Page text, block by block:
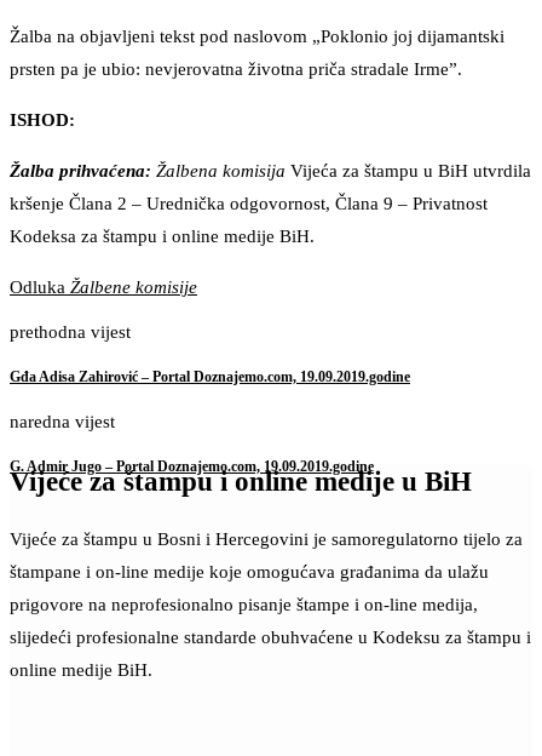
Žalba na objavljeni tekst pod naslovom „Poklonio joj dijamantski
prsten pa je ubio: nevjerovatna životna priča stradale Irme”.
ISHOD:
Žalba prihvaćena: Žalbena komisija Vijeća za štampu u BiH utvrdila
kršenje Člana 2 – Urednička odgovornost, Člana 9 – Privatnost
Kodeksa za štampu i online medije BiH.
Odluka Žalbene komisije
prethodna vijest
Gđa Adisa Zahirović – Portal Doznajemo.com, 19.09.2019.godine
naredna vijest
G. Admir Jugo – Portal Doznajemo.com, 19.09.2019.godine
Vijeće za štampu i online medije u BiH
Vijeće za štampu u Bosni i Hercegovini je samoregulatorno tijelo za
štampane i on-line medije koje omogućava građanima da ulažu
prigovore na neprofesionalno pisanje štampe i on-line medija,
slijedeći profesionalne standarde obuhvaćene u Kodeksu za štampu i
online medije BiH.